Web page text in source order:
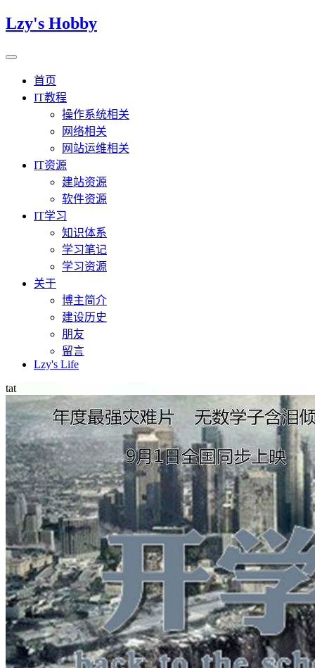
Lzy's Hobby
首页
IT教程
操作系统相关
网络相关
网站运维相关
IT资源
建站资源
软件资源
IT学习
知识体系
学习笔记
学习资源
关于
博主简介
建设历史
朋友
留言
Lzy's Life
tat